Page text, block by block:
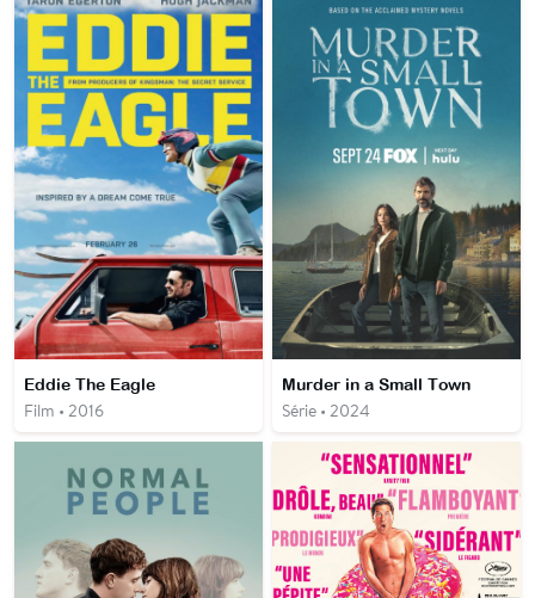
Eddie The Eagle
Film • 2016
Murder in a Small Town
Série • 2024